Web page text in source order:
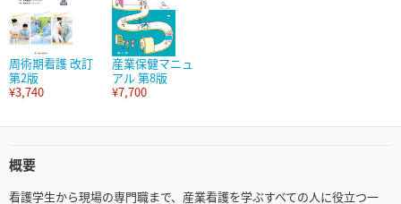
周術期看護 改訂
第2版
¥3,740
産業保健マニュ
アル 第8版
¥7,700
概要
看護学生から現場の専門職まで、産業看護を学ぶすべての人に役立つ一